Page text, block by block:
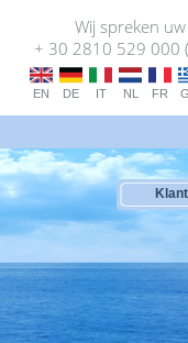
Wij spreken
+ 30 2810 529 000
EN DE IT NL FR